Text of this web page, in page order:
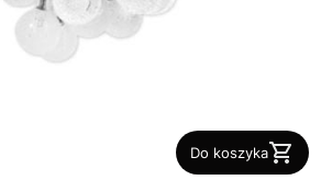
Do koszyka